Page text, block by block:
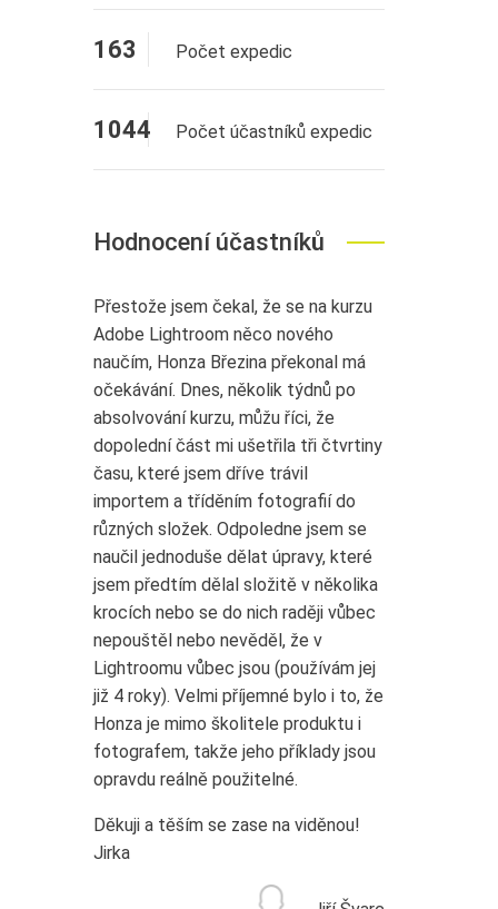
163 Počet expedic
1044 Počet účastníků expedic
Hodnocení účastníků
Přestože jsem čekal, že se na kurzu
Adobe Lightroom něco nového
naučím, Honza Březina překonal má
očekávání. Dnes, několik týdnů po
absolvování kurzu, můžu říci, že
dopolední část mi ušetřila tři čtvrtiny
času, které jsem dříve trávil
importem a tříděním fotografií do
různých složek. Odpoledne jsem se
naučil jednoduše dělat úpravy, které
jsem předtím dělal složitě v několika
krocích nebo se do nich raději vůbec
nepouštěl nebo nevěděl, že v
Lightroomu vůbec jsou (používám jej
již 4 roky). Velmi příjemné bylo i to, že
Honza je mimo školitele produktu i
fotografem, takže jeho příklady jsou
opravdu reálně použitelné.
Děkuji a těším se zase na viděnou!
Jirka